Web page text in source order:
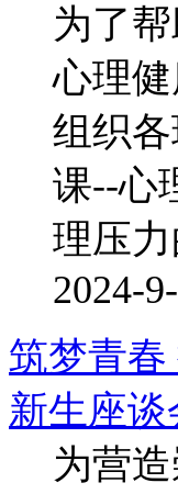
为了
心理
组织
课--心
理压
2024-
筑梦青
新生座谈
为营